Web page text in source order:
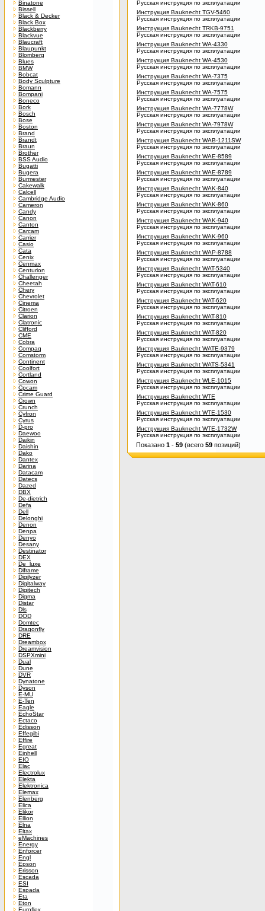
Binatone
Bissell
Black & Decker
Black Box
Blackberry
Blackvue
Blaucraft
Blaupunkt
Blomberg
Blues
BMW
Bobcat
Body Sculpture
Bomann
Bompani
Boneco
Bork
Bosch
Bose
Boston
Brand
Brandt
Braun
Brother
BSS Audio
Bugatti
Bugera
Burmester
Cakewalk
Calcell
Cambridge Audio
Cameron
Candy
Canon
Canton
Carcam
Carrier
Casio
Cata
Cenix
Cenmax
Centurion
Challenger
Cheetah
Chery
Chevrolet
Cinema
Citroen
Clarion
Clatronic
Clifford
CME
Cobra
Compaq
Comstorm
Continent
Coolfort
Cortland
Cowon
Cpcam
Crime Guard
Crown
Crunch
Cyfron
Cyrus
D-pro
Daewoo
Daikin
Daishin
Dako
Dantex
Darina
Datacam
Datecs
Dazed
DBX
De-dietrich
Defa
Dell
Delonghi
Denon
Denpa
Denyo
Desany
Destinator
DEX
De_luxe
Diframe
Digilyzer
Digitalway
Digitech
Digma
Distar
Dls
DOD
Domtec
Dragonfly
DRE
Dreambox
Dreamvision
DSPXmini
Dual
Dune
DVR
Dynatone
Dyson
E-MU
E-Ten
Eagle
EchoStar
Ectaco
Edisson
Effegibi
Effire
Egreat
Einhell
EIO
Elac
Electrolux
Elekta
Elektronica
Elemax
Elenberg
Elica
Elikor
Ellion
Elna
Eltax
eMachines
Energy
Enforcer
Engl
Epson
Erisson
Escada
ESI
Espada
Eta
Eton
Euroflex
Русская инструкция по эксплуатации
Инструкция Bauknecht TGV-5460
Русская инструкция по эксплуатации
Инструкция Bauknecht TRKB-9751
Русская инструкция по эксплуатации
Инструкция Bauknecht WA-4330
Русская инструкция по эксплуатации
Инструкция Bauknecht WA-4530
Русская инструкция по эксплуатации
Инструкция Bauknecht WA-7375
Русская инструкция по эксплуатации
Инструкция Bauknecht WA-7575
Русская инструкция по эксплуатации
Инструкция Bauknecht WA-7778W
Русская инструкция по эксплуатации
Инструкция Bauknecht WA-7978W
Русская инструкция по эксплуатации
Инструкция Bauknecht WAB-1211SW
Русская инструкция по эксплуатации
Инструкция Bauknecht WAE-8589
Русская инструкция по эксплуатации
Инструкция Bauknecht WAE-8789
Русская инструкция по эксплуатации
Инструкция Bauknecht WAK-840
Русская инструкция по эксплуатации
Инструкция Bauknecht WAK-860
Русская инструкция по эксплуатации
Инструкция Bauknecht WAK-940
Русская инструкция по эксплуатации
Инструкция Bauknecht WAK-960
Русская инструкция по эксплуатации
Инструкция Bauknecht WAP-8788
Русская инструкция по эксплуатации
Инструкция Bauknecht WAT-5340
Русская инструкция по эксплуатации
Инструкция Bauknecht WAT-610
Русская инструкция по эксплуатации
Инструкция Bauknecht WAT-620
Русская инструкция по эксплуатации
Инструкция Bauknecht WAT-810
Русская инструкция по эксплуатации
Инструкция Bauknecht WAT-820
Русская инструкция по эксплуатации
Инструкция Bauknecht WATE-9379
Русская инструкция по эксплуатации
Инструкция Bauknecht WATS-5341
Русская инструкция по эксплуатации
Инструкция Bauknecht WLE-1015
Русская инструкция по эксплуатации
Инструкция Bauknecht WTE
Русская инструкция по эксплуатации
Инструкция Bauknecht WTE-1530
Русская инструкция по эксплуатации
Инструкция Bauknecht WTE-1732W
Русская инструкция по эксплуатации
Показано 1 - 59 (всего 59 позиций)